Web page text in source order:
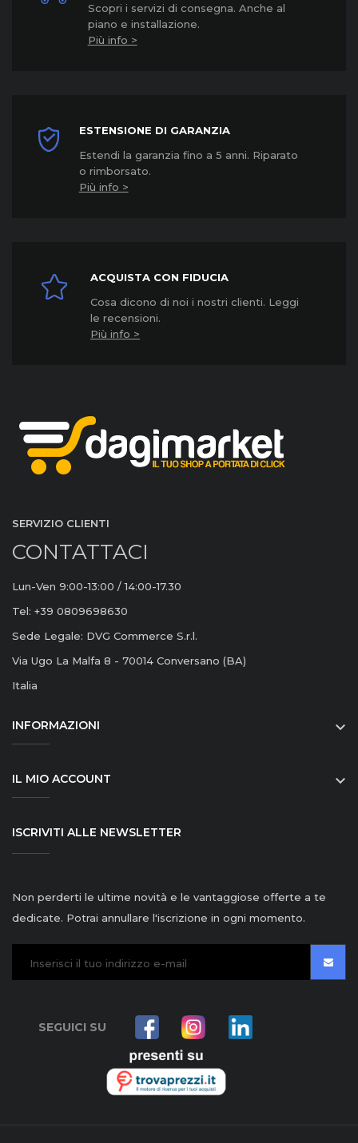
Scopri i servizi di consegna. Anche al
piano e installazione.
Più info >
ESTENSIONE DI GARANZIA
Estendi la garanzia fino a 5 anni. Riparato
o rimborsato.
Più info >
ACQUISTA CON FIDUCIA
Cosa dicono di noi i nostri clienti. Leggi
le recensioni.
Più info >
SERVIZIO CLIENTI
CONTATTACI
Lun-Ven 9:00-13:00 / 14:00-17.30
Tel: +39 0809698630
Sede Legale: DVG Commerce S.r.l.
Via Ugo La Malfa 8 - 70014 Conversano (BA)
Italia
INFORMAZIONI 
IL MIO ACCOUNT 
ISCRIVITI ALLE NEWSLETTER
Non perderti le ultime novità e le vantaggiose offerte a te
dedicate. Potrai annullare l'iscrizione in ogni momento.
SEGUICI SU